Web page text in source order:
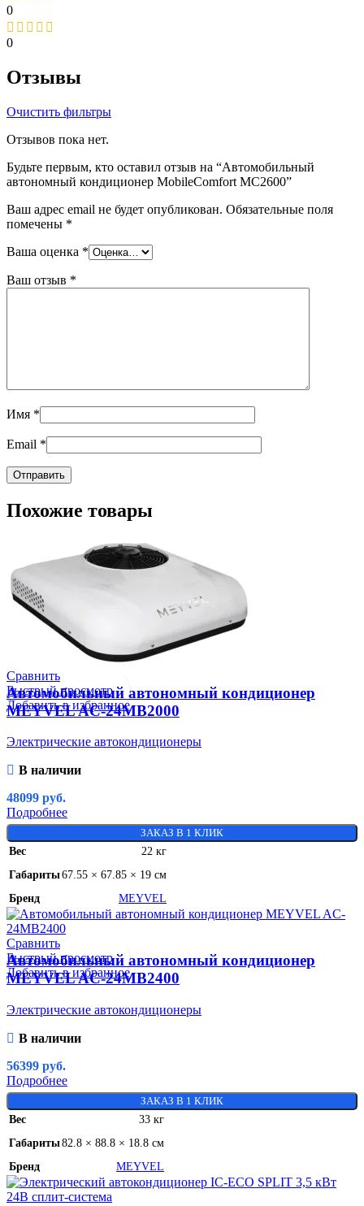
0
0
Отзывы
Очистить фильтры
Отзывов пока нет.
Будьте первым, кто оставил отзыв на “Автомобильный
автономный кондиционер MobileComfort MC2600”
Ваш адрес email не будет опубликован. Обязательные поля
помечены *
Ваша оценка *
Ваш отзыв *
Имя *
Email *
Похожие товары
Сравнить
Быстрый просмотр
Добавить в избранное
Автомобильный автономный кондиционер
MEYVEL AC-24MB2000
Электрические автокондиционеры
В наличии
48099 руб.
Подробнее
ЗАКАЗ В 1 КЛИК
Вес
22 кг
Габариты67.55 × 67.85 × 19 см
Бренд
MEYVEL
Сравнить
Быстрый просмотр
Добавить в избранное
Автомобильный автономный кондиционер
MEYVEL AC-24MB2400
Электрические автокондиционеры
В наличии
56399 руб.
Подробнее
ЗАКАЗ В 1 КЛИК
Вес
33 кг
Габариты82.8 × 88.8 × 18.8 см
Бренд
MEYVEL